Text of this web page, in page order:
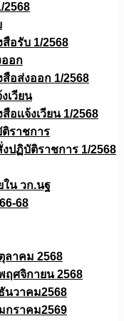
2568
อรับ 1/2568
อก
สือส่งออก 1/2568
เวียน
อเเจ้งเวียน 1/2568
ราชการ
งปฏิบัติราชการ 1/2568
น วก.นฐ
68
ลาคม 2568
ฤศจิกายน 2568
นวาคม2568
กราคม2569